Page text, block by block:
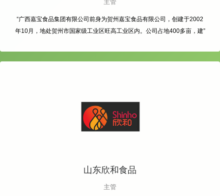
主管
“广西嘉宝食品集团有限公司前身为贺州嘉宝食品有限公司，创建于2002
年10月，地处贺州市国家级工业区旺高工业区内。公司占地400多亩，建”
山东欣和食品
主管